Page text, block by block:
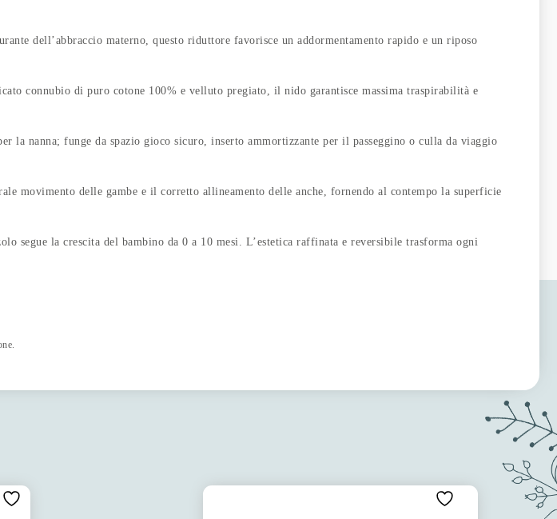
dell’abbraccio materno, questo riduttore favorisce un addormentamento rapido e un riposo
connubio di puro cotone 100% e velluto pregiato, il nido garantisce massima traspirabilità e
nanna; funge da spazio gioco sicuro, inserto ammortizzante per il passeggino o culla da viaggio
movimento delle gambe e il corretto allineamento delle anche, fornendo al contempo la superficie
la crescita del bambino da 0 a 10 mesi. L’estetica raffinata e reversibile trasforma ogni